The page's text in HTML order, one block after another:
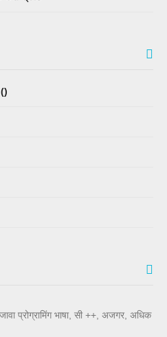
प्रोग्रामिंग भाषा, सी ++, अजगर, अधिक